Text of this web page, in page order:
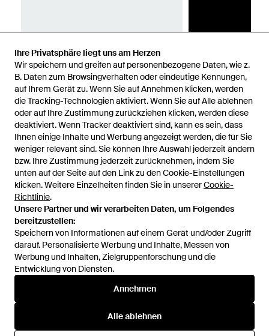
Ihre Privatsphäre liegt uns am Herzen
Wir speichern und greifen auf personenbezogene Daten, wie z.
B. Daten zum Browsingverhalten oder eindeutige Kennungen,
auf Ihrem Gerät zu. Wenn Sie auf Annehmen klicken, werden
die Tracking-Technologien aktiviert. Wenn Sie auf Alle ablehnen
oder auf Ihre Zustimmung zurückziehen klicken, werden diese
deaktiviert. Wenn Tracker deaktiviert sind, kann es sein, dass
Ihnen einige Inhalte und Werbung angezeigt werden, die für Sie
weniger relevant sind. Sie können Ihre Auswahl jederzeit ändern
bzw. Ihre Zustimmung jederzeit zurücknehmen, indem Sie
unten auf der Seite auf den Link zu den Cookie-Einstellungen
klicken. Weitere Einzelheiten finden Sie in unsererCookie-
Richtlinie.
Unsere Partner und wir verarbeiten Daten, um Folgendes
bereitzustellen:
Speichern von Informationen auf einem Gerät und/oder Zugriff
darauf. Personalisierte Werbung und Inhalte, Messen von
Werbung und Inhalten, Zielgruppenforschung und die
Entwicklung von Diensten.
Annehmen
Alle ablehnen
4
Zuvor verkauft bei:
Hilfe und Informationen